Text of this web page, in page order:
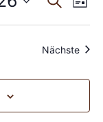
und
Liste
Nächste